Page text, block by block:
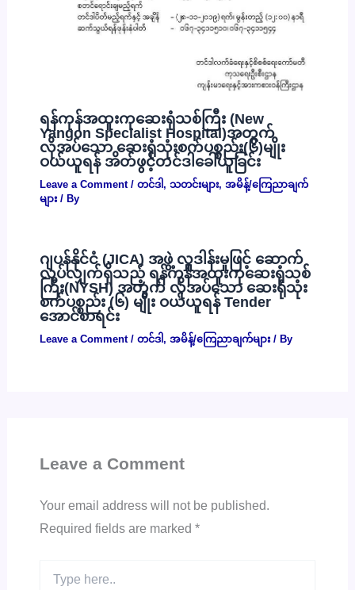
ရန်ကုန်အထူးကုဆေးရုံသစ်ကြီး (New
Yangon Specialist Hospital)အတွက်
လိုအပ်သော ဆေးရုံသုံးစက်ပစ္စည်း(၆)မျိုး
ဝယ်ယူရန် အိတ်ဖွင့်တင်ဒါခေါ်ယူခြင်း
Leave a Comment / တင်ဒါ , သတင်းများ, အမိန့်/ကြေညာချက်
များ/ By
ဂျပန်နိုင်ငံ (JICA) အဖွဲ့ လှူဒါန်းမှုဖြင့် ဆောက်
လုပ်လျှက်ရှိသည့် ရန်ကုန်အထူးကုဆေးရုံသစ်
ကြီး(NYSH) အတွက် လိုအပ်သော ဆေးရုံသုံး
စက်ပစ္စည်း (၆) မျိုး ဝယ်ယူရန် Tender
အောင်စာရင်း
Leave a Comment / တင်ဒါ , အမိန့်/ကြေညာချက်များ/ By
Leave a Comment
Your email address will not be published.
Required fields are marked *
here..